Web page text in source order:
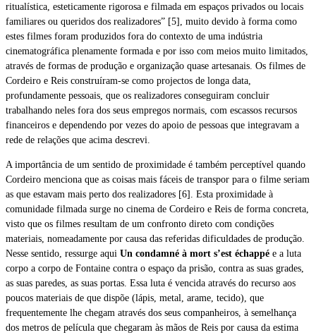
ritualística, esteticamente rigorosa e filmada em espaços privados ou locais
familiares ou queridos dos realizadores” [5], muito devido à forma como
estes filmes foram produzidos fora do contexto de uma indústria
cinematográfica plenamente formada e por isso com meios muito limitados,
através de formas de produção e organização quase artesanais. Os filmes de
Cordeiro e Reis construíram-se como projectos de longa data,
profundamente pessoais, que os realizadores conseguiram concluir
trabalhando neles fora dos seus empregos normais, com escassos recursos
financeiros e dependendo por vezes do apoio de pessoas que integravam a
rede de relações que acima descrevi.
A importância de um sentido de proximidade é também perceptível quando
Cordeiro menciona que as coisas mais fáceis de transpor para o filme seriam
as que estavam mais perto dos realizadores [6]. Esta proximidade à
comunidade filmada surge no cinema de Cordeiro e Reis de forma concreta,
visto que os filmes resultam de um confronto direto com condições
materiais, nomeadamente por causa das referidas dificuldades de produção.
Nesse sentido, ressurge aqui Un condamné à mort s’est échappé e a luta
corpo a corpo de Fontaine contra o espaço da prisão, contra as suas grades,
as suas paredes, as suas portas. Essa luta é vencida através do recurso aos
poucos materiais de que dispõe (lápis, metal, arame, tecido), que
frequentemente lhe chegam através dos seus companheiros, à semelhança
dos metros de película que chegaram às mãos de Reis por causa da estima